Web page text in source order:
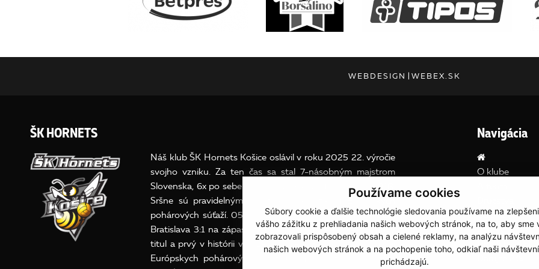
Používame cookies
Súbory cookie a ďalšie technológie sledovania používame na
vášho zážitku z prehliadania našich webových stránok, na to, aby sme
zobrazovali prispôsobený obsah a cielené reklamy, na analýzu
našich webových stránok a na pochopenie toho, odkiaľ naši
prichádzajú.
WEBDESIGN | WEBEX.SK
ŠK HORNETS
Náš klub ŠK Hornets Košice oslávil v roku 2025 22. výročie
svojho vzniku. Za ten čas sa stal 7-násobným majstrom
Slovenska, 6x po sebe v rokoch 2008-2013 a v roku 2018.
Sršne sú pravidelným účastníkom kvalifikácií Európskych
pohárových súťaží. 05.júna 2018 po výhre nad Sláviou UK
Bratislava 3:1 na zápasy získali v poradí siedmy extraligový
titul a prvý v histórii v bazéne súpera. Klub sa zúčastnil aj
Európskych pohárových súťaží ( Ligy majstrov a pohára
Navigácia
O klube
Galéria
Články
DENNÉ